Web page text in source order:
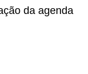
da agenda